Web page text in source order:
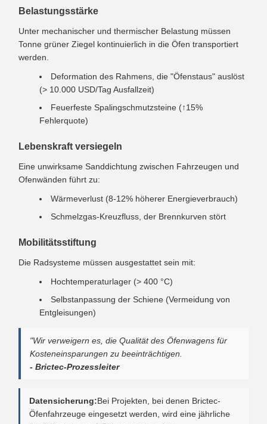
Belastungsstärke
Unter mechanischer und thermischer Belastung müssen
Tonne grüner Ziegel kontinuierlich in die Öfen transportiert
werden.
Deformation des Rahmens, die "Öfenstaus" auslöst
(> 10.000 USD/Tag Ausfallzeit)
Feuerfeste Spalingschmutzsteine (↑15%
Fehlerquote)
Lebenskraft versiegeln
Eine unwirksame Sanddichtung zwischen Fahrzeugen und
Ofenwänden führt zu:
Wärmeverlust (8-12% höherer Energieverbrauch)
Schmelzgas-Kreuzfluss, der Brennkurven stört
Mobilitätsstiftung
Die Radsysteme müssen ausgestattet sein mit:
Hochtemperaturlager (> 400 °C)
Selbstanpassung der Schiene (Vermeidung von
Entgleisungen)
"Wir verweigern es, die Qualität des Öfenwagens für
Kosteneinsparungen zu beeinträchtigen.
- Brictec-Prozessleiter
Datensicherung:Bei Projekten, bei denen Brictec-
Öfenfahrzeuge eingesetzt werden, wird eine jährliche